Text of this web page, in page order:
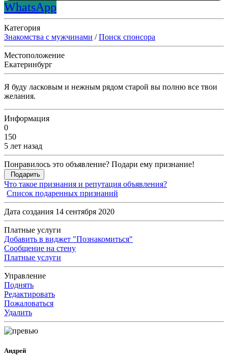
WhatsApp
Категория
Знакомства с мужчинами /Поиск спонсора
Местоположение
Екатеринбург
Я буду ласковым и нежным рядом старой вы полню все твои
желания.
Информация
0
150
5 лет назад
Понравилось это объявление? Подари ему признание!
Подарить
Что такое признания и репутация объявления?
Список подаренных признаний
Дата создания 14 сентября 2020
Платные услуги
Добавить в виджет "Познакомиться"
Сообщение на стену
Платные услуги
Управление
Поднять
Редактировать
Пожаловаться
Удалить
Андрей